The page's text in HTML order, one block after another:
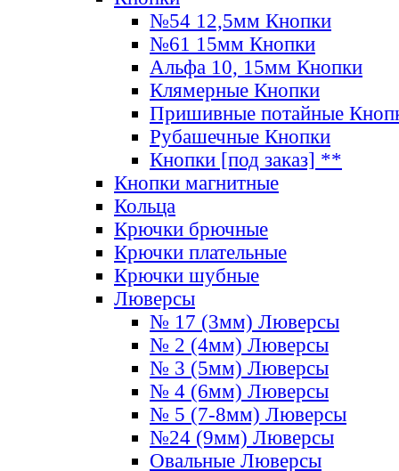
№54 12,5мм Кнопки
№61 15мм Кнопки
Альфа 10, 15мм Кнопки
Клямерные Кнопки
Пришивные потайные
Рубашечные Кнопки
Кнопки [под заказ] **
Кнопки магнитные
Кольца
Крючки брючные
Крючки плательные
Крючки шубные
Люверсы
№ 17 (3мм) Люверсы
№ 2 (4мм) Люверсы
№ 3 (5мм) Люверсы
№ 4 (6мм) Люверсы
№ 5 (7-8мм) Люверсы
№24 (9мм) Люверсы
Овальные Люверсы